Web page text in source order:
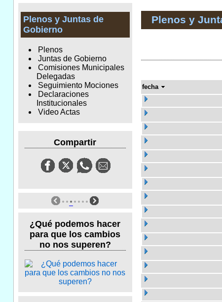
Plenos y Juntas de
Gobierno
Plenos
Juntas de Gobierno
Comisiones Municipales
Delegadas
Seguimiento Mociones
Declaraciones
Institucionales
Video Actas
Compartir
¿Qué podemos hacer
para que los cambios
no nos superen?
Plenos y
fecha